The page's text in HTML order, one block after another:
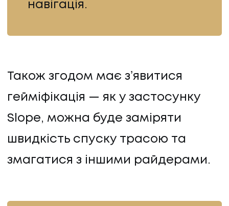
навігація.
Також згодом має зʼявитися
гейміфікація — як у застосунку
Slope, можна буде заміряти
швидкість спуску трасою та
змагатися з іншими райдерами.